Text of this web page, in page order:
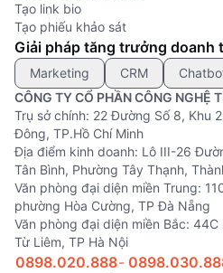
Tạo link bio
Tạo phiếu khảo sát
Giải pháp tăng trưởng doanh
Marketing CRM
CÔNG TY CỔ PHẦN CÔNG NGHỆ
Trụ sở chính: 22 Đường Số 8, Khu
Đông, TP.Hồ Chí Minh
Địa điểm kinh doanh: Lô III-26
Tân Bình, Phường Tây Thạnh,
Văn phòng đại diện miền Trung:
phường Hòa Cường, TP Đà Nẵng
Văn phòng đại diện miền Bắc:
Từ Liêm, TP Hà Nội
0898.020.888-